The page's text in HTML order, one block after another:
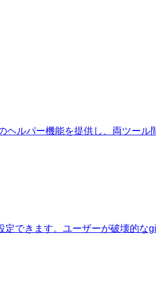
ルパー機能を提供し、両ツール
できます。ユーザーが破壊的な